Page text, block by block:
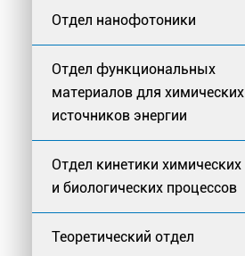
Отдел нанофотоники
Отдел функциональных
материалов для химических
источников энергии
Отдел кинетики химических
и биологических процессов
Теоретический отдел